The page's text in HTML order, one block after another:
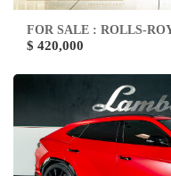
FOR SALE : ROLLS-
$ 420,000